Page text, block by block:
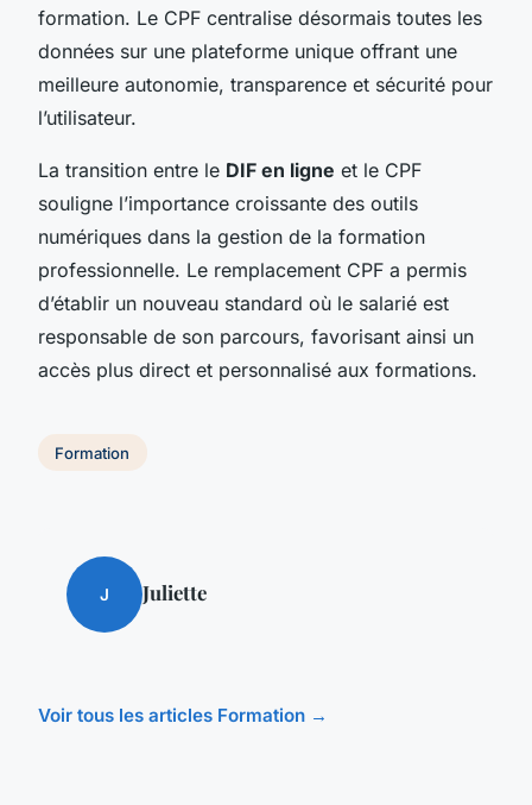
formation. Le CPF centralise désormais toutes les
données sur une plateforme unique offrant une
meilleure autonomie, transparence et sécurité pour
l’utilisateur.
La transition entre le DIF en ligne et le CPF
souligne l’importance croissante des outils
numériques dans la gestion de la formation
professionnelle. Le remplacement CPF a permis
d’établir un nouveau standard où le salarié est
responsable de son parcours, favorisant ainsi un
accès plus direct et personnalisé aux formations.
Formation
J Juliette
Voir tous les articles Formation →